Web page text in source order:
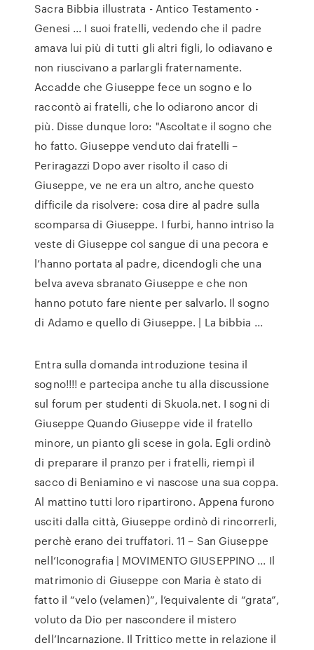
Sacra Bibbia illustrata - Antico Testamento -
Genesi ... I suoi fratelli, vedendo che il padre
amava lui più di tutti gli altri figli, lo odiavano e
non riuscivano a parlargli fraternamente.
Accadde che Giuseppe fece un sogno e lo
raccontò ai fratelli, che lo odiarono ancor di
più. Disse dunque loro: "Ascoltate il sogno che
ho fatto. Giuseppe venduto dai fratelli –
Periragazzi Dopo aver risolto il caso di
Giuseppe, ve ne era un altro, anche questo
difficile da risolvere: cosa dire al padre sulla
scomparsa di Giuseppe. I furbi, hanno intriso la
veste di Giuseppe col sangue di una pecora e
l’hanno portata al padre, dicendogli che una
belva aveva sbranato Giuseppe e che non
hanno potuto fare niente per salvarlo. Il sogno
di Adamo e quello di Giuseppe. | La bibbia ...
Entra sulla domanda introduzione tesina il
sogno!!!! e partecipa anche tu alla discussione
sul forum per studenti di Skuola.net. I sogni di
Giuseppe Quando Giuseppe vide il fratello
minore, un pianto gli scese in gola. Egli ordinò
di preparare il pranzo per i fratelli, riempì il
sacco di Beniamino e vi nascose una sua coppa.
Al mattino tutti loro ripartirono. Appena furono
usciti dalla città, Giuseppe ordinò di rincorrerli,
perchè erano dei truffatori. 11 – San Giuseppe
nell’Iconografia | MOVIMENTO GIUSEPPINO ... Il
matrimonio di Giuseppe con Maria è stato di
fatto il “velo (velamen)”, l’equivalente di “grata”,
voluto da Dio per nascondere il mistero
dell’Incarnazione. Il Trittico mette in relazione il